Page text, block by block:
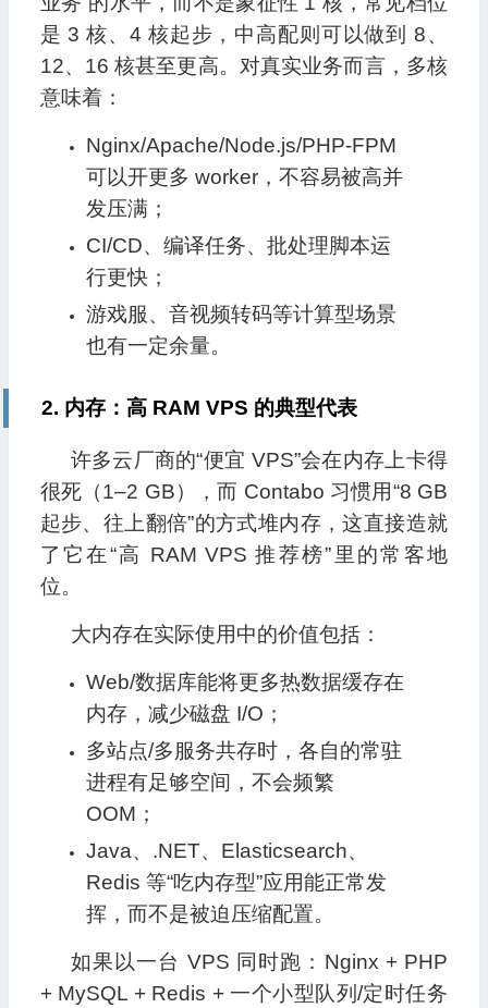
是 3 核、4 核起步，中高配则可以做到 8、
12、16 核甚至更高。对真实业务而言，多核
意味着：
Nginx/Apache/Node.js/PHP‑FPM
可以开更多 worker，不容易被高并
发压满；
CI/CD、编译任务、批处理脚本运
行更快；
游戏服、音视频转码等计算型场景
也有一定余量。
2. 内存：高 RAM VPS 的典型代表
许多云厂商的“便宜 VPS”会在内存上卡得
很死（1–2 GB），而 Contabo 习惯用“8 GB
起步、往上翻倍”的方式堆内存，这直接造就
了它在“高 RAM VPS 推荐榜”里的常客地
位。
大内存在实际使用中的价值包括：
Web/数据库能将更多热数据缓存在
内存，减少磁盘 I/O；
多站点/多服务共存时，各自的常驻
进程有足够空间，不会频繁
OOM；
Java、.NET、Elasticsearch、
Redis 等“吃内存型”应用能正常发
挥，而不是被迫压缩配置。
如果以一台 VPS 同时跑：Nginx + PHP
+ MySQL + Redis + 一个小型队列/定时任务